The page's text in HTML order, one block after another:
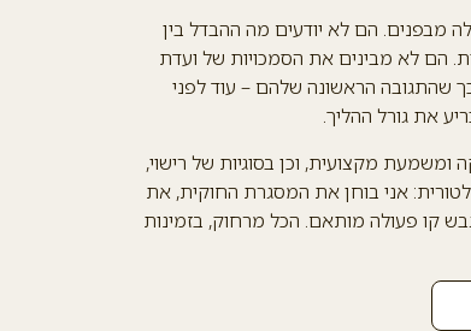
מבפנים. הם לא יודעים מה ההבדל בין
הם לא מבינים את הסמכויות של ועדת
שהתגובה הראשונה שלהם – עוד לפני
את גורל ההליך.
ומשמעת מקצועית, וכן בסוגיות של רישוי,
אני בוחן את המסגרת החוקית, את
קו פעולה מותאם. הכל מרחוק, בזמינות